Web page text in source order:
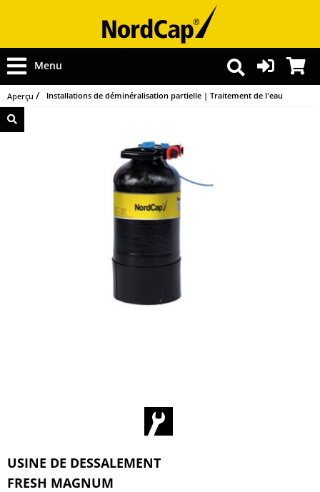
Menu
Aperçu Installations de déminéralisation partielle | Traitement de l'eau
USINE DE DESSALEMENT
FRESH MAGNUM